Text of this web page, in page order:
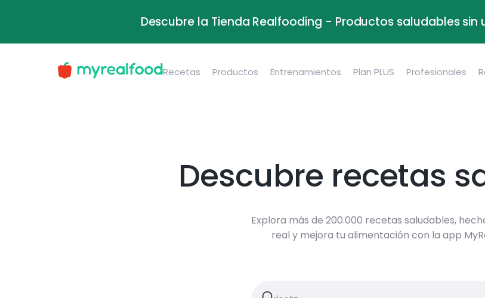
Descubre la Tienda Realfooding - Productos saludables
Recetas Productos Entrenamientos Plan PLUS Profesionales
Descubre recetas
Explora más de 200.000 recetas saludables,
real y mejora tu alimentación con la app